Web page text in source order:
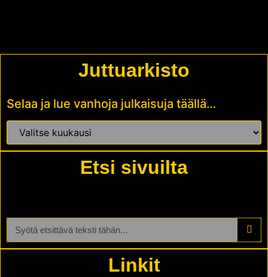
Juttuarkisto
Selaa ja lue vanhoja julkaisuja täällä…
Etsi sivuilta
Linkit